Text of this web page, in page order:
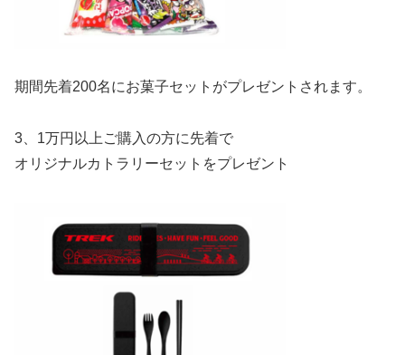
期間先着200名にお菓子セットがプレゼントされます。
3、1万円以上ご購入の方に先着で
オリジナルカトラリーセットをプレゼント